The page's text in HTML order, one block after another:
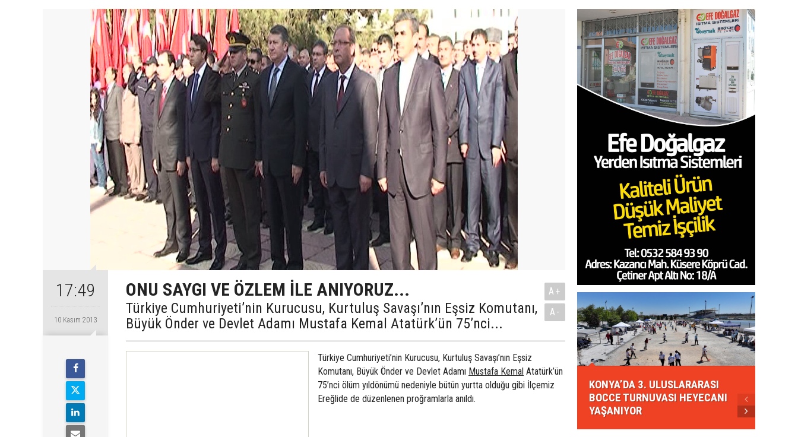
17:49
10 Kasım 2013
ONU SAYGI VE ÖZLEM İLE ANIYORUZ...
Türkiye Cumhuriyeti’nin Kurucusu, Kurtuluş Savaşı’nın Eşsiz Komutanı,
Büyük Önder ve Devlet Adamı Mustafa Kemal Atatürk’ün 75’nci...
A+
A-
Türkiye Cumhuriyeti’nin Kurucusu, Kurtuluş Savaşı’nın Eşsiz
Komutanı, Büyük Önder ve Devlet Adamı Mustafa Kemal Atatürk’ün
75’nci ölüm yıldönümü nedeniyle bütün yurtta olduğu gibi İlçemiz
Ereğlide de düzenlenen proğramlarla anıldı.
KONYA’DA 3. ULUSLARARASI
BOCCE TURNUVASI HEYECANI
YAŞANIYOR